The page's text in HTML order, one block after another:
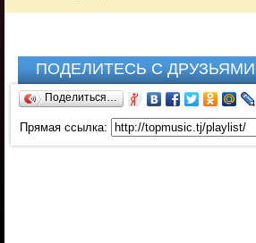
ПОДЕЛИТЕСЬ С ДРУЗЬЯМИ
Поделиться…
Прямая ссылка: